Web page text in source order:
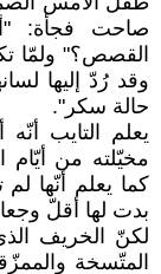
صاحت فجأة:
القصص؟" ولمّا
وقد رُدّ إليها
حالة سكر".
يعلم التايب
مخيّلته من أيّام
كما يعلم أنّها
بدت لها أقلّ
لكنّ الخريف
المتّسخة